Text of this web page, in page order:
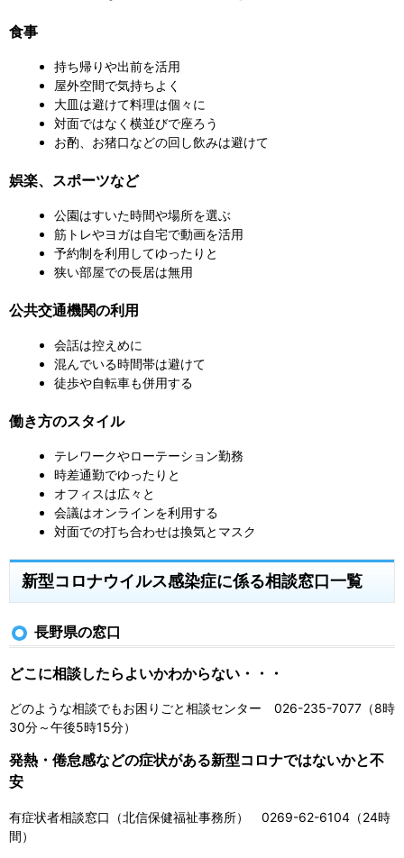
食事
持ち帰りや出前を活用
屋外空間で気持ちよく
大皿は避けて料理は個々に
対面ではなく横並びで座ろう
お酌、お猪口などの回し飲みは避けて
娯楽、スポーツなど
公園はすいた時間や場所を選ぶ
筋トレやヨガは自宅で動画を活用
予約制を利用してゆったりと
狭い部屋での長居は無用
公共交通機関の利用
会話は控えめに
混んでいる時間帯は避けて
徒歩や自転車も併用する
働き方のスタイル
テレワークやローテーション勤務
時差通勤でゆったりと
オフィスは広々と
会議はオンラインを利用する
対面での打ち合わせは換気とマスク
新型コロナウイルス感染症に係る相談窓口一覧
長野県の窓口
どこに相談したらよいかわからない・・・
どのような相談でもお困りごと相談センター 026-235-7077（8時
30分～午後5時15分）
発熱・倦怠感などの症状がある新型コロナではないかと不
安
有症状者相談窓口（北信保健福祉事務所） 0269-62-6104（24時
間）